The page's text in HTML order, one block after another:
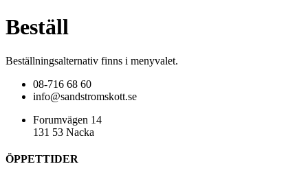
Beställ
Beställningsalternativ finns i menyvalet.
08-716 68 60
info@sandstromskott.se
Forumvägen 14
131 53 Nacka
ÖPPETTIDER